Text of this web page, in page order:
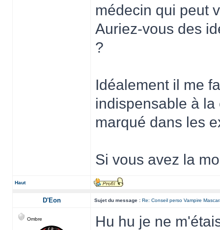
médecin qui peut
Auriez-vous des
?
Idéalement il me
indispensable à
marqué dans les
Si vous avez la
Haut
D'Eon Sujet du message : Re: Conseil perso Vampire
Ombre
Hu hu je ne